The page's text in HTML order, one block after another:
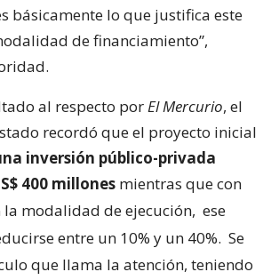
básicamente lo que justifica este
de financiamiento”,
al respecto porEl Mercurio, el
recordó que el proyecto inicial
inversión público-privada
400 millones mientras que con
la modalidad de ejecución, ese
entre un 10% y un 40%. Se
que llama la atención, teniendo